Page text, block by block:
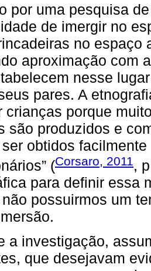
por uma pesquisa
de imergir no
no espaço
aproximação com
nesse
pares. A
crianças porque
são produzidos e
obtidos
(Corsaro, 2011,
para definir essa
possuirmos um
a investigação,
que desejavam